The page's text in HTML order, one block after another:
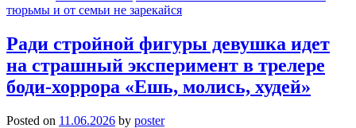
тюрьмы и от семьи не зарекайся
Ради стройной фигуры девушка идет
на страшный эксперимент в трелере
боди-хоррора «Ешь, молись, худей»
Posted on 11.06.2026 by poster